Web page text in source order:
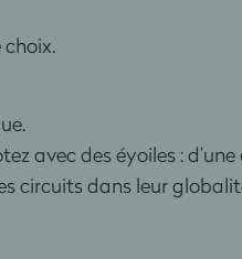
avec des éyoiles :
circuits dans leur